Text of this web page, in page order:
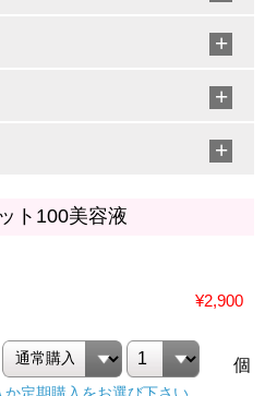
ト100美容液
¥2,900
個